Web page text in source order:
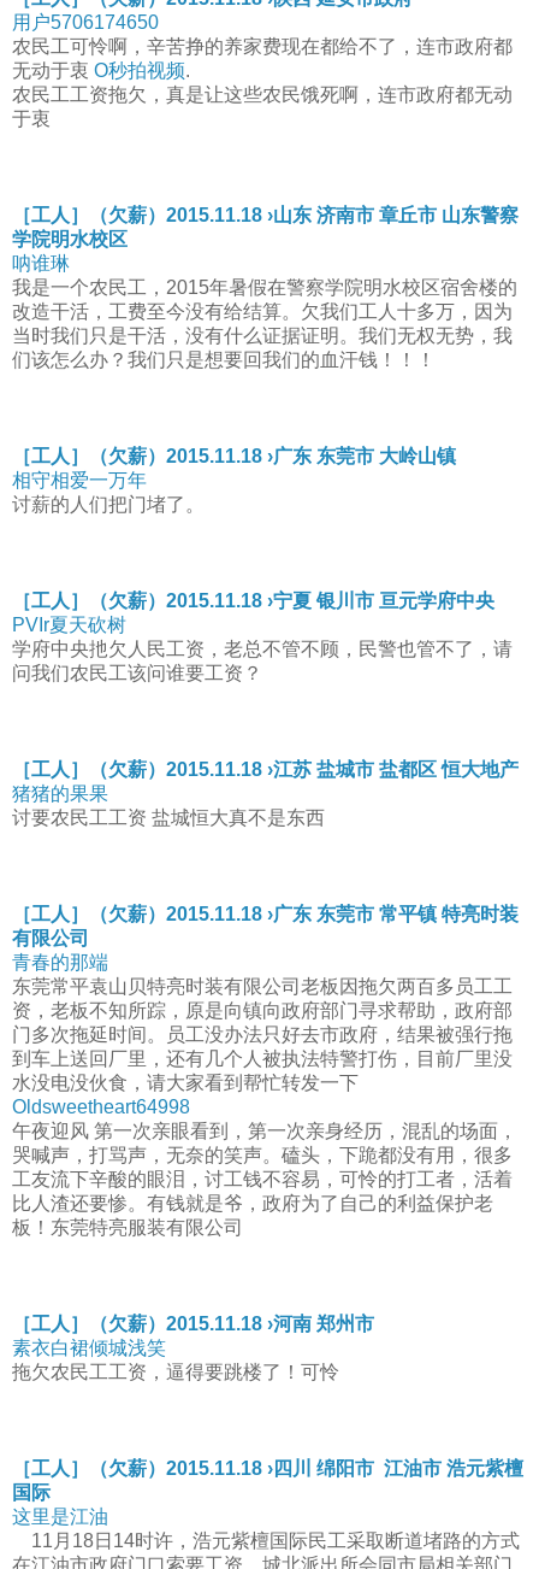
用户5706174650
农民工可怜啊，辛苦挣的养家费现在都给不了，连市政府都
无动于衷 O秒拍视频.
农民工工资拖欠，真是让这些农民饿死啊，连市政府都无动
于衷
［工人］（欠薪）2015.11.18 ›山东 济南市 章丘市 山东警察
学院明水校区
呐谁琳
我是一个农民工，2015年暑假在警察学院明水校区宿舍楼的
改造干活，工费至今没有给结算。欠我们工人十多万，因为
当时我们只是干活，没有什么证据证明。我们无权无势，我
们该怎么办？我们只是想要回我们的血汗钱！！！
［工人］（欠薪）2015.11.18 ›广东 东莞市 大岭山镇
相守相爱一万年
讨薪的人们把门堵了。
［工人］（欠薪）2015.11.18 ›宁夏 银川市 亘元学府中央
PVIr夏天砍树
学府中央扡欠人民工资，老总不管不顾，民警也管不了，请
问我们农民工该问谁要工资？
［工人］（欠薪）2015.11.18 ›江苏 盐城市 盐都区 恒大地产
猪猪的果果
讨要农民工工资 盐城恒大真不是东西
［工人］（欠薪）2015.11.18 ›广东 东莞市 常平镇 特亮时装
有限公司
青春的那端
东莞常平袁山贝特亮时装有限公司老板因拖欠两百多员工工
资，老板不知所踪，原是向镇向政府部门寻求帮助，政府部
门多次拖延时间。员工没办法只好去市政府，结果被强行拖
到车上送回厂里，还有几个人被执法特警打伤，目前厂里没
水没电没伙食，请大家看到帮忙转发一下
Oldsweetheart64998
午夜迎风 第一次亲眼看到，第一次亲身经历，混乱的场面，
哭喊声，打骂声，无奈的笑声。磕头，下跪都没有用，很多
工友流下辛酸的眼泪，讨工钱不容易，可怜的打工者，活着
比人渣还要惨。有钱就是爷，政府为了自己的利益保护老
板！东莞特亮服装有限公司
［工人］（欠薪）2015.11.18 ›河南 郑州市
素衣白裙倾城浅笑
拖欠农民工工资，逼得要跳楼了！可怜
［工人］（欠薪）2015.11.18 ›四川 绵阳市 江油市 浩元紫檀
国际
这里是江油
11月18日14时许，浩元紫檀国际民工采取断道堵路的方式
在江油市政府门口索要工资，城北派出所会同市局相关部门